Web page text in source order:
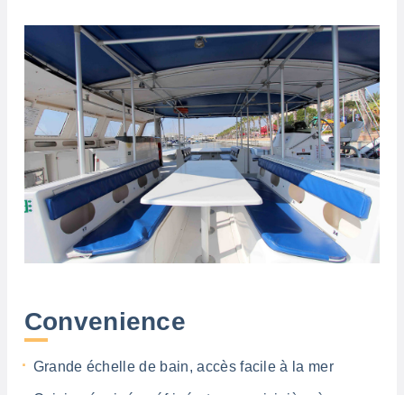
Convenience
Grande échelle de bain, accès facile à la mer